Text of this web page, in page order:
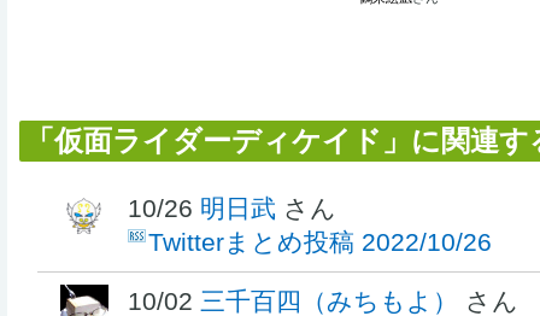
「仮面ライダーディケイド」に関連す
10/26 明日武 さん
Twitterまとめ投稿 2022/10/26
10/02 三千百四（みちもよ）
さん